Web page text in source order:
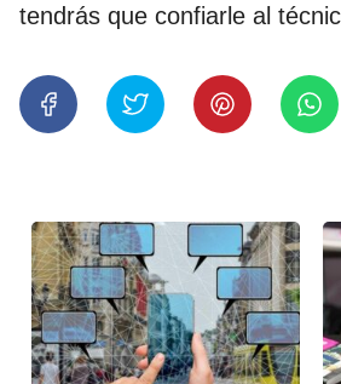
tendrás que confiarle al